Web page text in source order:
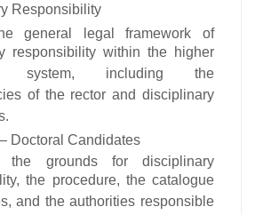
Responsibility
general legal framework of
responsibility within the higher
system, including the
of the rector and disciplinary
Doctoral Candidates
the grounds for disciplinary
the procedure, the catalogue
and the authorities responsible